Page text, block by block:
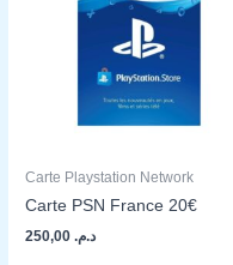
Carte Playstation Network
Carte PSN France 20€
د.م.250,00